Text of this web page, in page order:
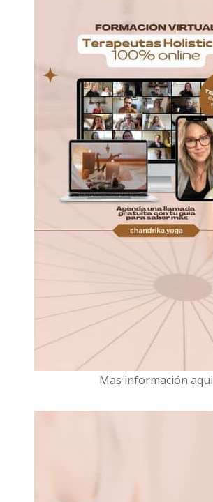
Mas información aqui